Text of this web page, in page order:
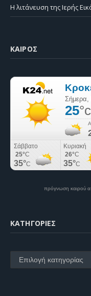
Η λιτάνευση της Ιερής
ΚΑΙΡΌΣ
πρόγνωση καιρού
KΑΤΗΓΟΡΊΕΣ
Kατηγορίες